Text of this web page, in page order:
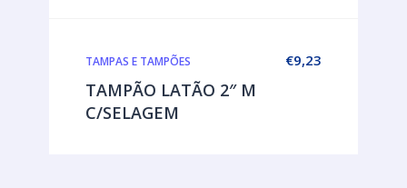
€9,23
TAMPAS E TAMPÕES
TAMPÃO LATÃO 2″ M
C/SELAGEM